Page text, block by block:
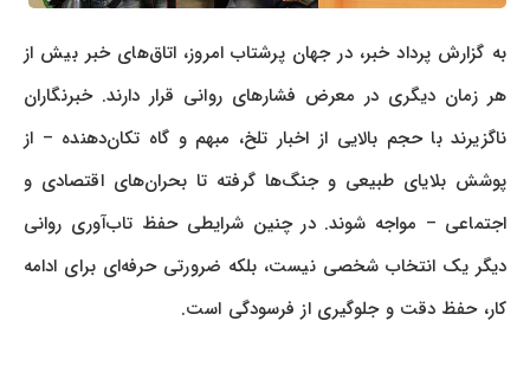
به گزارش پرداد خبر، در جهان پرشتاب امروز، اتاق‌های خبر بیش از
هر زمان دیگری در معرض فشارهای روانی قرار دارند. خبرنگاران
ناگزیرند با حجم بالایی از اخبار تلخ، مبهم و گاه تکان‌دهنده – از
پوشش بلایای طبیعی و جنگ‌ها گرفته تا بحران‌های اقتصادی و
اجتماعی – مواجه شوند. در چنین شرایطی حفظ تاب‌آوری روانی
دیگر یک انتخاب شخصی نیست، بلکه ضرورتی حرفه‌ای برای ادامه
کار، حفظ دقت و جلوگیری از فرسودگی است.